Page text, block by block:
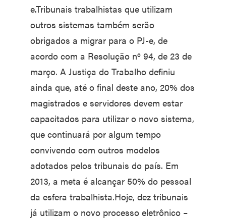
e.Tribunais trabalhistas que utilizam
outros sistemas também serão
obrigados a migrar para o PJ-e, de
acordo com a Resolução nº 94, de 23 de
março. A Justiça do Trabalho definiu
ainda que, até o final deste ano, 20% dos
magistrados e servidores devem estar
capacitados para utilizar o novo sistema,
que continuará por algum tempo
convivendo com outros modelos
adotados pelos tribunais do país. Em
2013, a meta é alcançar 50% do pessoal
da esfera trabalhista.Hoje, dez tribunais
já utilizam o novo processo eletrônico –